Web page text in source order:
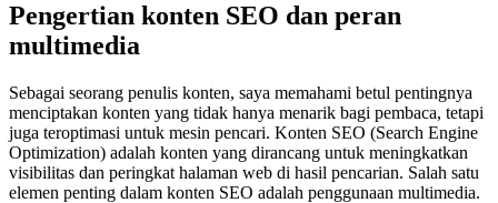
Pengertian konten SEO dan peran
multimedia
Sebagai seorang penulis konten, saya memahami betul pentingnya
menciptakan konten yang tidak hanya menarik bagi pembaca, tetapi
juga teroptimasi untuk mesin pencari. Konten SEO (Search Engine
Optimization) adalah konten yang dirancang untuk meningkatkan
visibilitas dan peringkat halaman web di hasil pencarian. Salah satu
elemen penting dalam konten SEO adalah penggunaan multimedia.